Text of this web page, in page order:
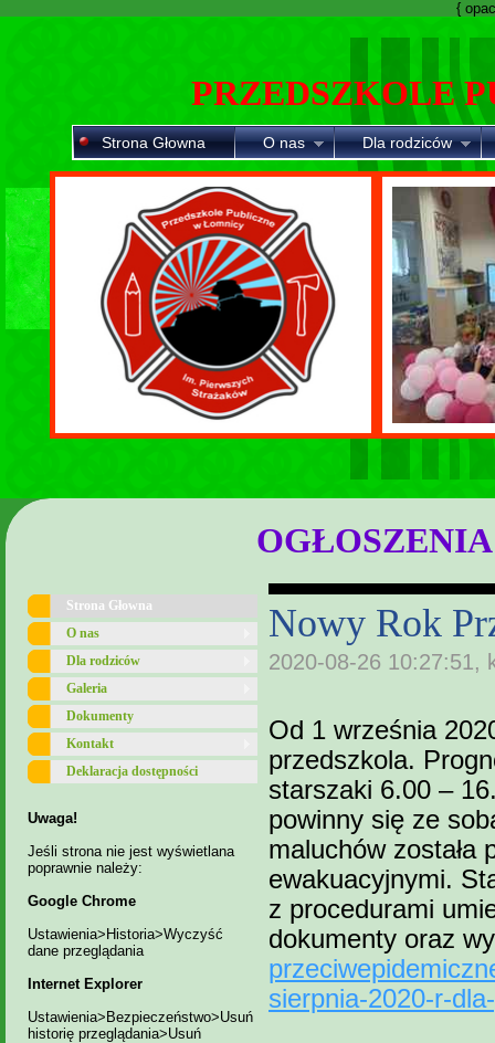
{
PRZEDSZKOLE
Strona Głowna O nas Dla rodziców
Strona Głowna
O nas
Dla rodziców
Galeria
Dokumenty
Kontakt
Deklaracja dostępności
Uwaga!
Jeśli strona nie jest wyświetlana
poprawnie należy:
Google Chrome
Ustawienia>Historia>Wyczyść
dane przeglądania
Internet Explorer
Ustawienia>Bezpieczeństwo>Usuń
historię przeglądania>Usuń
Nowy Rok
2020-08-26 10:27:51,
Od 1 września
przedszkola.
starszaki 6.00 –
powinny się ze
maluchów została
ewakuacyjnymi.
z procedurami
dokumenty oraz
sierpnia-2020-r-